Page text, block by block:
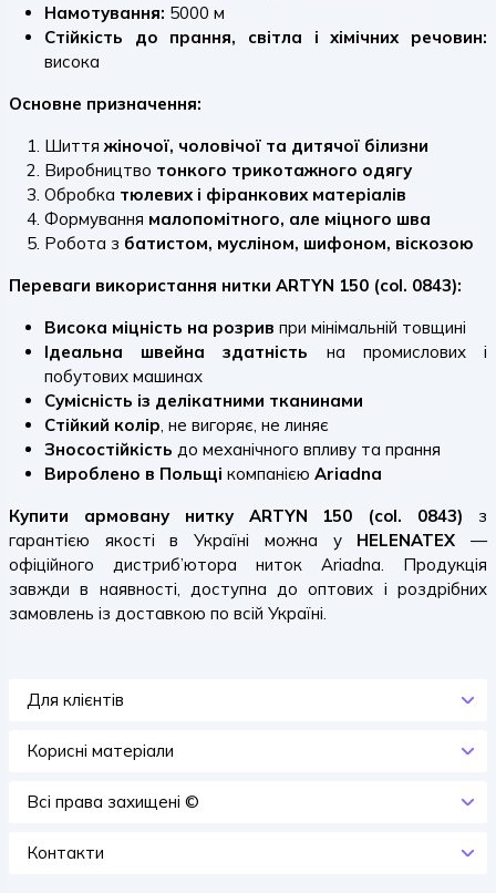
Намотування: 5000 м
Стійкість до прання, світла і хімічних речовин:
висока
Основне призначення:
Шиттяжіночої, чоловічої та дитячої білизни
Виробництво тонкого трикотажного одягу
Обробка тюлевих і фіранкових матеріалів
Формування малопомітного, але міцного шва
Робота з батистом, мусліном, шифоном, віскозою
Переваги використання нитки ARTYN 150 (col. 0843):
Висока міцність на розрив при мінімальній товщині
Ідеальна швейна здатність на промислових і
побутових машинах
Сумісність із делікатними тканинами
Стійкий колір, не вигоряє, не линяє
Зносостійкість до механічного впливу та прання
Вироблено в Польщі компанією Ariadna
Купити армовану нитку ARTYN 150 (col. 0843) з
гарантією якості в Україні можна у HELENATEX —
офіційного дистриб’ютора ниток Ariadna. Продукція
завжди в наявності, доступна до оптових і роздрібних
замовлень із доставкою по всій Україні.
Для клієнтів
Корисні матеріали
Всi права захищенi ©
Контакти